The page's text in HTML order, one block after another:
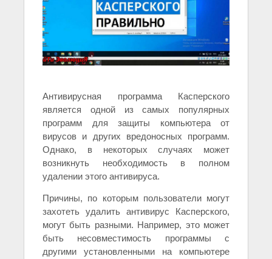
Антивирусная программа Касперского
является одной из самых популярных
программ для защиты компьютера от
вирусов и других вредоносных программ.
Однако, в некоторых случаях может
возникнуть необходимость в полном
удалении этого антивируса.
Причины, по которым пользователи могут
захотеть удалить антивирус Касперского,
могут быть разными. Например, это может
быть несовместимость программы с
другими установленными на компьютере